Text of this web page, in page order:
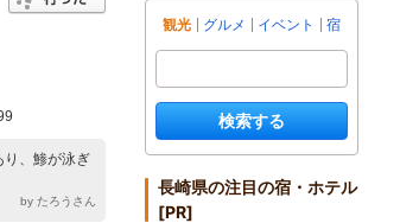
り、鯵が泳ぎ
by たろうさん
観光 グルメ イベント 宿
検索する
長崎県の注目の宿・ホテル
[PR]